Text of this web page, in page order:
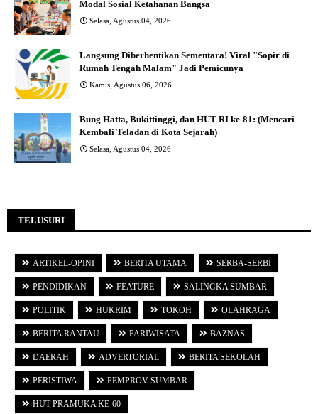
Modal Sosial Ketahanan Bangsa
Selasa, Agustus 04, 2026
Langsung Diberhentikan Sementara! Viral "Sopir di
Rumah Tengah Malam" Jadi Pemicunya
Kamis, Agustus 06, 2026
Bung Hatta, Bukittinggi, dan HUT RI ke-81: (Mencari
Kembali Teladan di Kota Sejarah)
Selasa, Agustus 04, 2026
TELUSURI
ARTIKEL-OPINI BERITA UTAMA SERBA-SERBI
PENDIDIKAN FEATURE SALINGKA SUMBAR
POLITIK HUKRIM TOKOH OLAHRAGA
BERITA RANTAU PARIWISATA BAZNAS
DAERAH ADVERTORIAL BERITA SEKOLAH
PERISTIWA PEMPROV SUMBAR
HUT PRAMUKA KE-60